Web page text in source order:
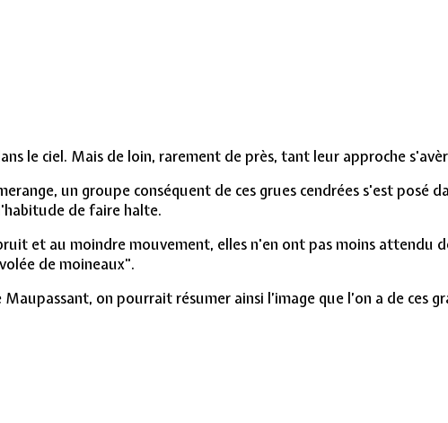
le ciel. Mais de loin, rarement de près, tant leur approche
un groupe conséquent de ces grues cendrées s'est posé
de faire halte.
et au moindre mouvement, elles n'en ont pas moins attendu
de moineaux".
Maupassant, on pourrait résumer ainsi l’image que l’on a de ces